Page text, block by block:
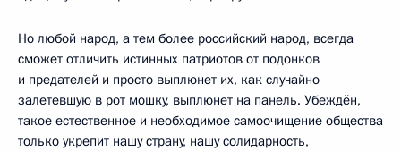
Но любой народ, а тем более российский народ, всегда
сможет отличить истинных патриотов от подонков
и предателей и просто выплюнет их, как случайно
залетевшую в рот мошку, выплюнет на панель. Убеждён,
такое естественное и необходимое самоочищение общества
только укрепит нашу страну, нашу солидарность,